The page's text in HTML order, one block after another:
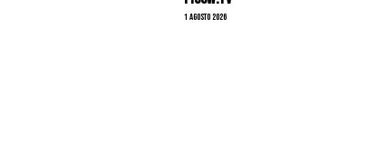
1 Agosto 2026